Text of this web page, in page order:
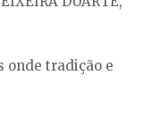
onde tradição e